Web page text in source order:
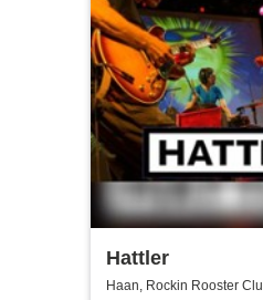
Hattler
Haan, Rockin Rooster